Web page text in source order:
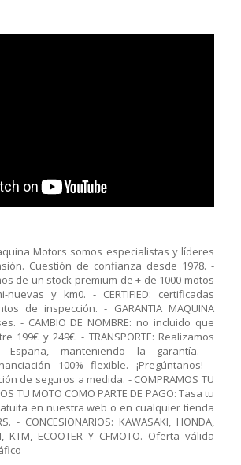
Motors somos especialistas y líderes
Cuestión de confianza desde 1978. -
de un stock premium de + de 1000 motos
nuevas y km0. - CERTIFIED: certificadas
de inspección. - GARANTIA MAQUINA
- CAMBIO DE NOMBRE: no incluido que
199€ y 249€. - TRANSPORTE: Realizamos
manteniendo la garantía. -
100% flexible. ¡Pregúntanos! -
de seguros a medida. - COMPRAMOS TU
TU MOTO COMO PARTE DE PAGO: Tasa tu
en nuestra web o en cualquier tienda
- CONCESIONARIOS: KAWASAKI, HONDA,
KTM, ECOOTER Y CFMOTO. Oferta válida